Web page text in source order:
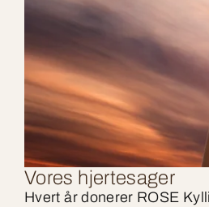
Vores hjertesager
Hvert år donerer ROSE